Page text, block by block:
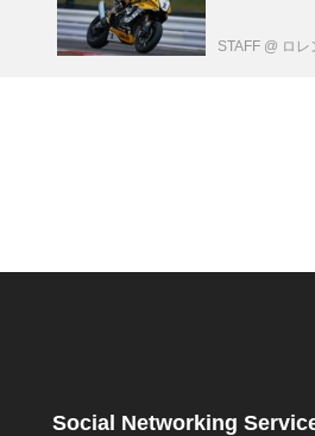
STAFF @ ロレ
Social Networking